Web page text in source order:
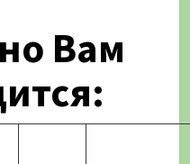
Вам